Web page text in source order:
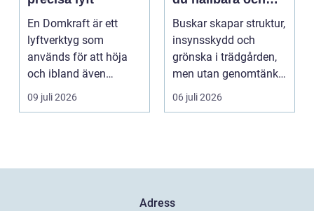
En Domkraft är ett
lyftverktyg som
används för att höja
och ibland även
positionera tunga
objekt, so...
09 juli 2026
vackra buskar året
runt
Buskar skapar struktur,
insynsskydd och
grönska i trädgården,
men utan genomtänkt
beskärning blir de...
06 juli 2026
Adress